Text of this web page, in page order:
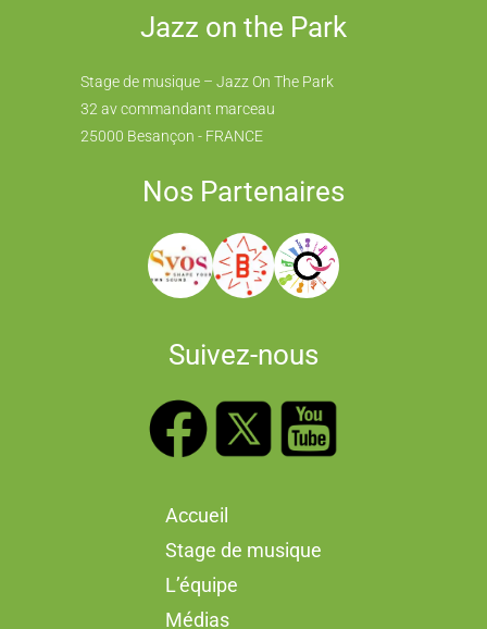
Jazz on the Park
Stage de musique – Jazz On The Park
32 av commandant marceau
25000 Besançon - FRANCE
Nos Partenaires
Suivez-nous
Accueil
Stage de musique
L’équipe
Médias